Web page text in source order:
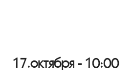
17.октября - 10:00